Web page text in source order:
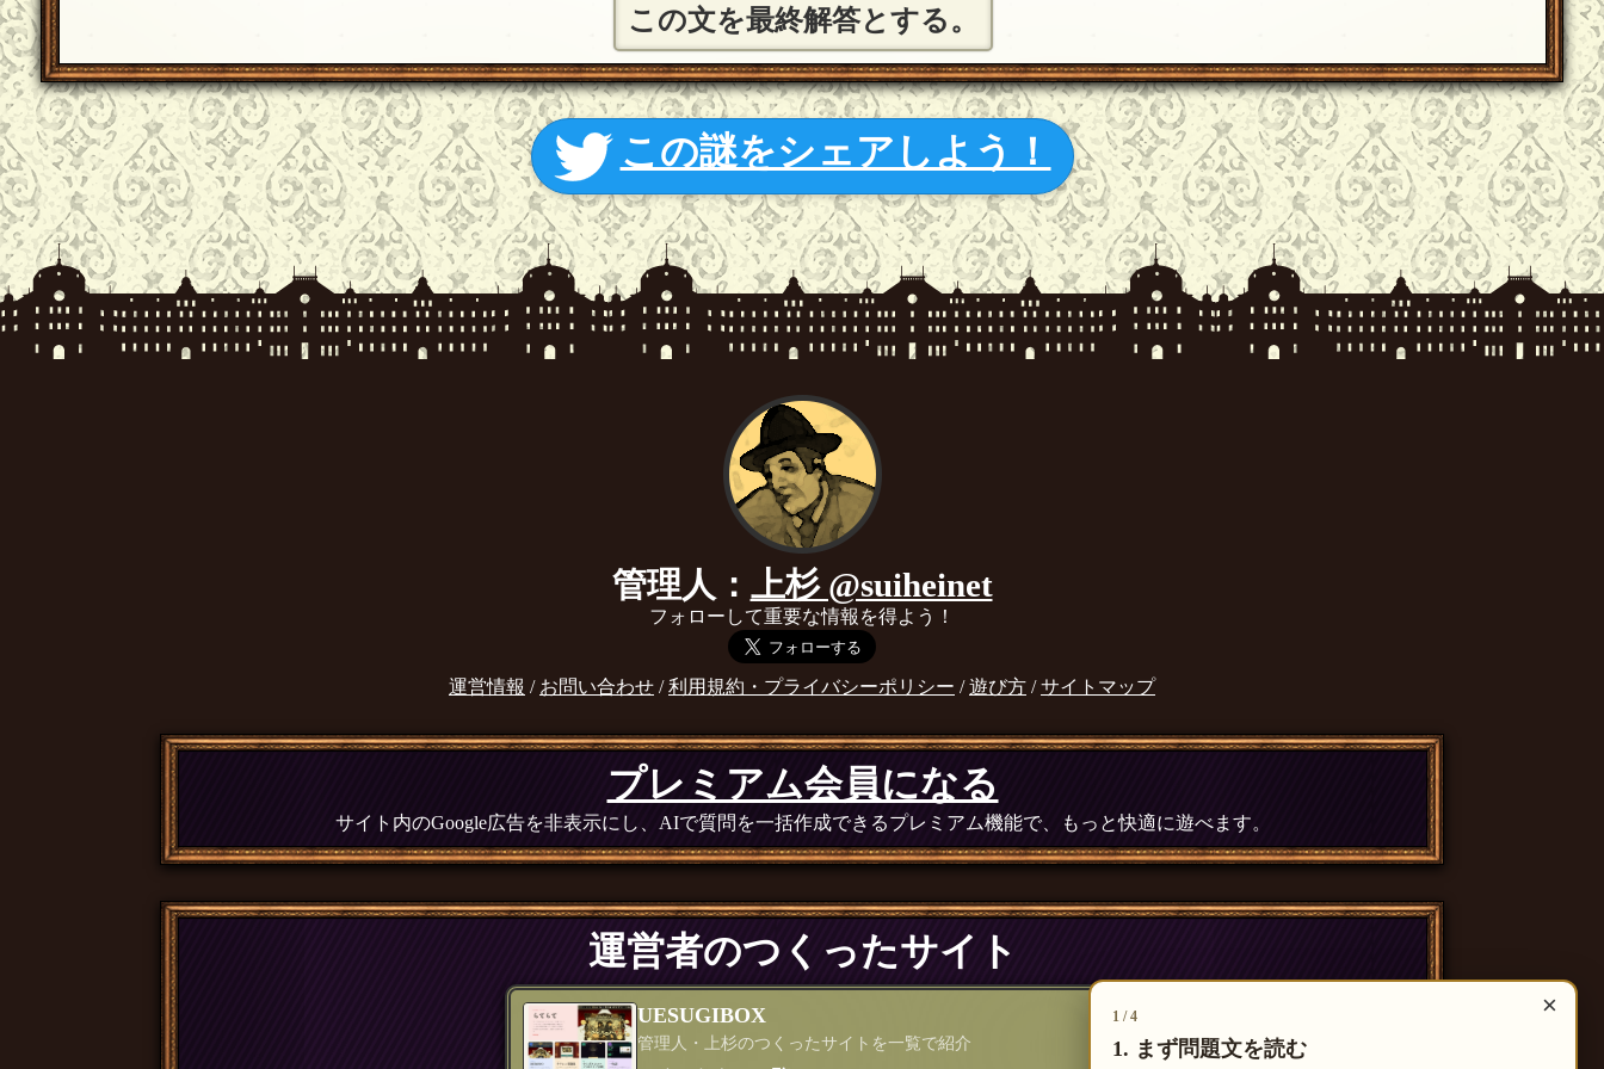
×
1 / 4
1. まず問題文を読む
この文を最終解答とする。
この謎をシェアしよう！
管理人： 上杉 @suiheinet
フォローして重要な情報を得よう！
運営情報 / お問い合わせ /利用規約・プライバシーポリシー /遊び方 /サイトマップ
プレミアム会員になる
サイト内のGoogle広告を非表示にし、AIで質問を一括作成できるプレミアム機能で、もっと快適に遊べます。
運営者のつくったサイト
UESUGIBOX
管理人・上杉のつくったサイトを一覧で紹介